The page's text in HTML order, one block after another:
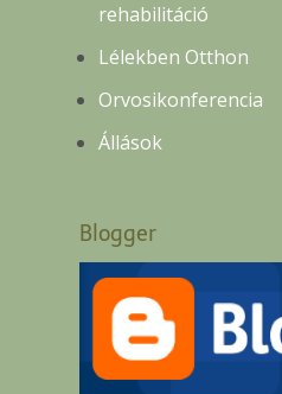
rehabilitáció
Lélekben Otthon
Orvosikonferencia
Állások
Blogger